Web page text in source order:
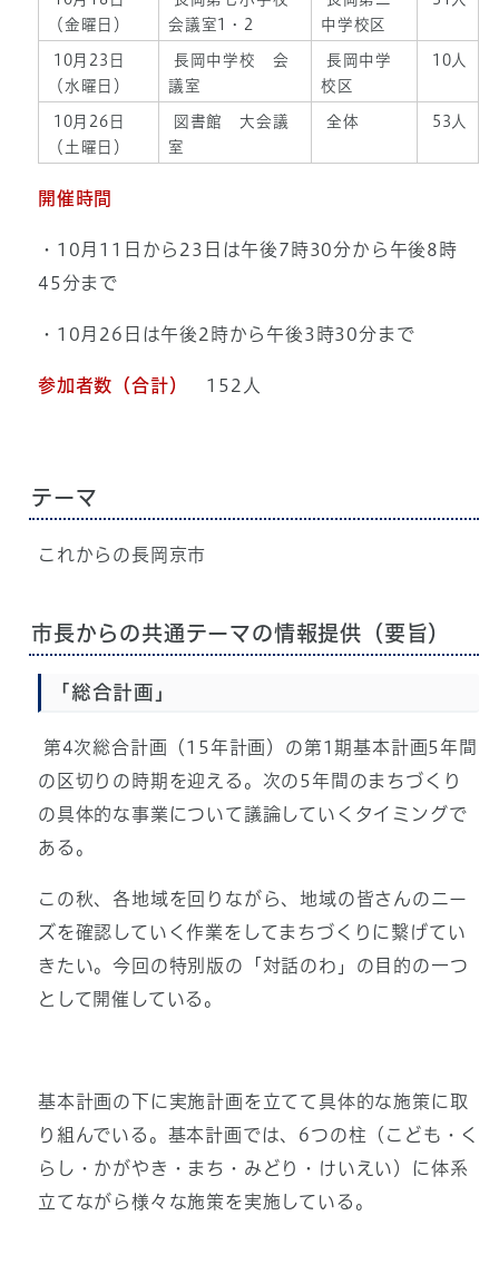
（金曜日）
会議室1・2
中学校区
10月23日
（水曜日）
長岡中学校 会
議室
長岡中学
校区
10人
10月26日
（土曜日）
図書館 大会議
室
全体 53人
開催時間
・10月11日から23日は午後7時30分から午後8時
45分まで
・10月26日は午後2時から午後3時30分まで
参加者数（合計） 152人
テーマ
これからの長岡京市
市長からの共通テーマの情報提供（要旨）
「総合計画」
第4次総合計画（15年計画）の第1期基本計画5年間
の区切りの時期を迎える。次の5年間のまちづくり
の具体的な事業について議論していくタイミングで
ある。
この秋、各地域を回りながら、地域の皆さんのニー
ズを確認していく作業をしてまちづくりに繋げてい
きたい。今回の特別版の「対話のわ」の目的の一つ
として開催している。
基本計画の下に実施計画を立てて具体的な施策に取
り組んでいる。基本計画では、6つの柱（こども・く
らし・かがやき・まち・みどり・けいえい）に体系
立てながら様々な施策を実施している。